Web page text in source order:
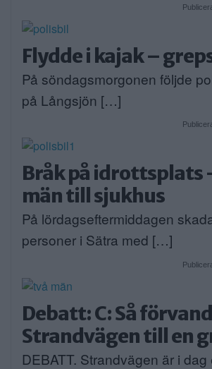
Flydde i kajak –
På söndagsmorgonen följde
på Långsjön […]
Bråk på idrottsplats
män till sjukhus
På lördagseftermiddagen
personer i Sätra med […]
Debatt: C: Så
Strandvägen till en
DEBATT. Strandvägen är i dag